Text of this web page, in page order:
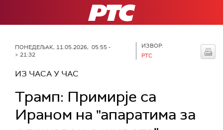
РТС
ПОНЕДЕЉАК, 11.05.2026, 05:55 -
> 21:32
ИЗВОР:
РТС
ИЗ ЧАСА У ЧАС
Трамп: Примирје са
Ираном на "апаратима за